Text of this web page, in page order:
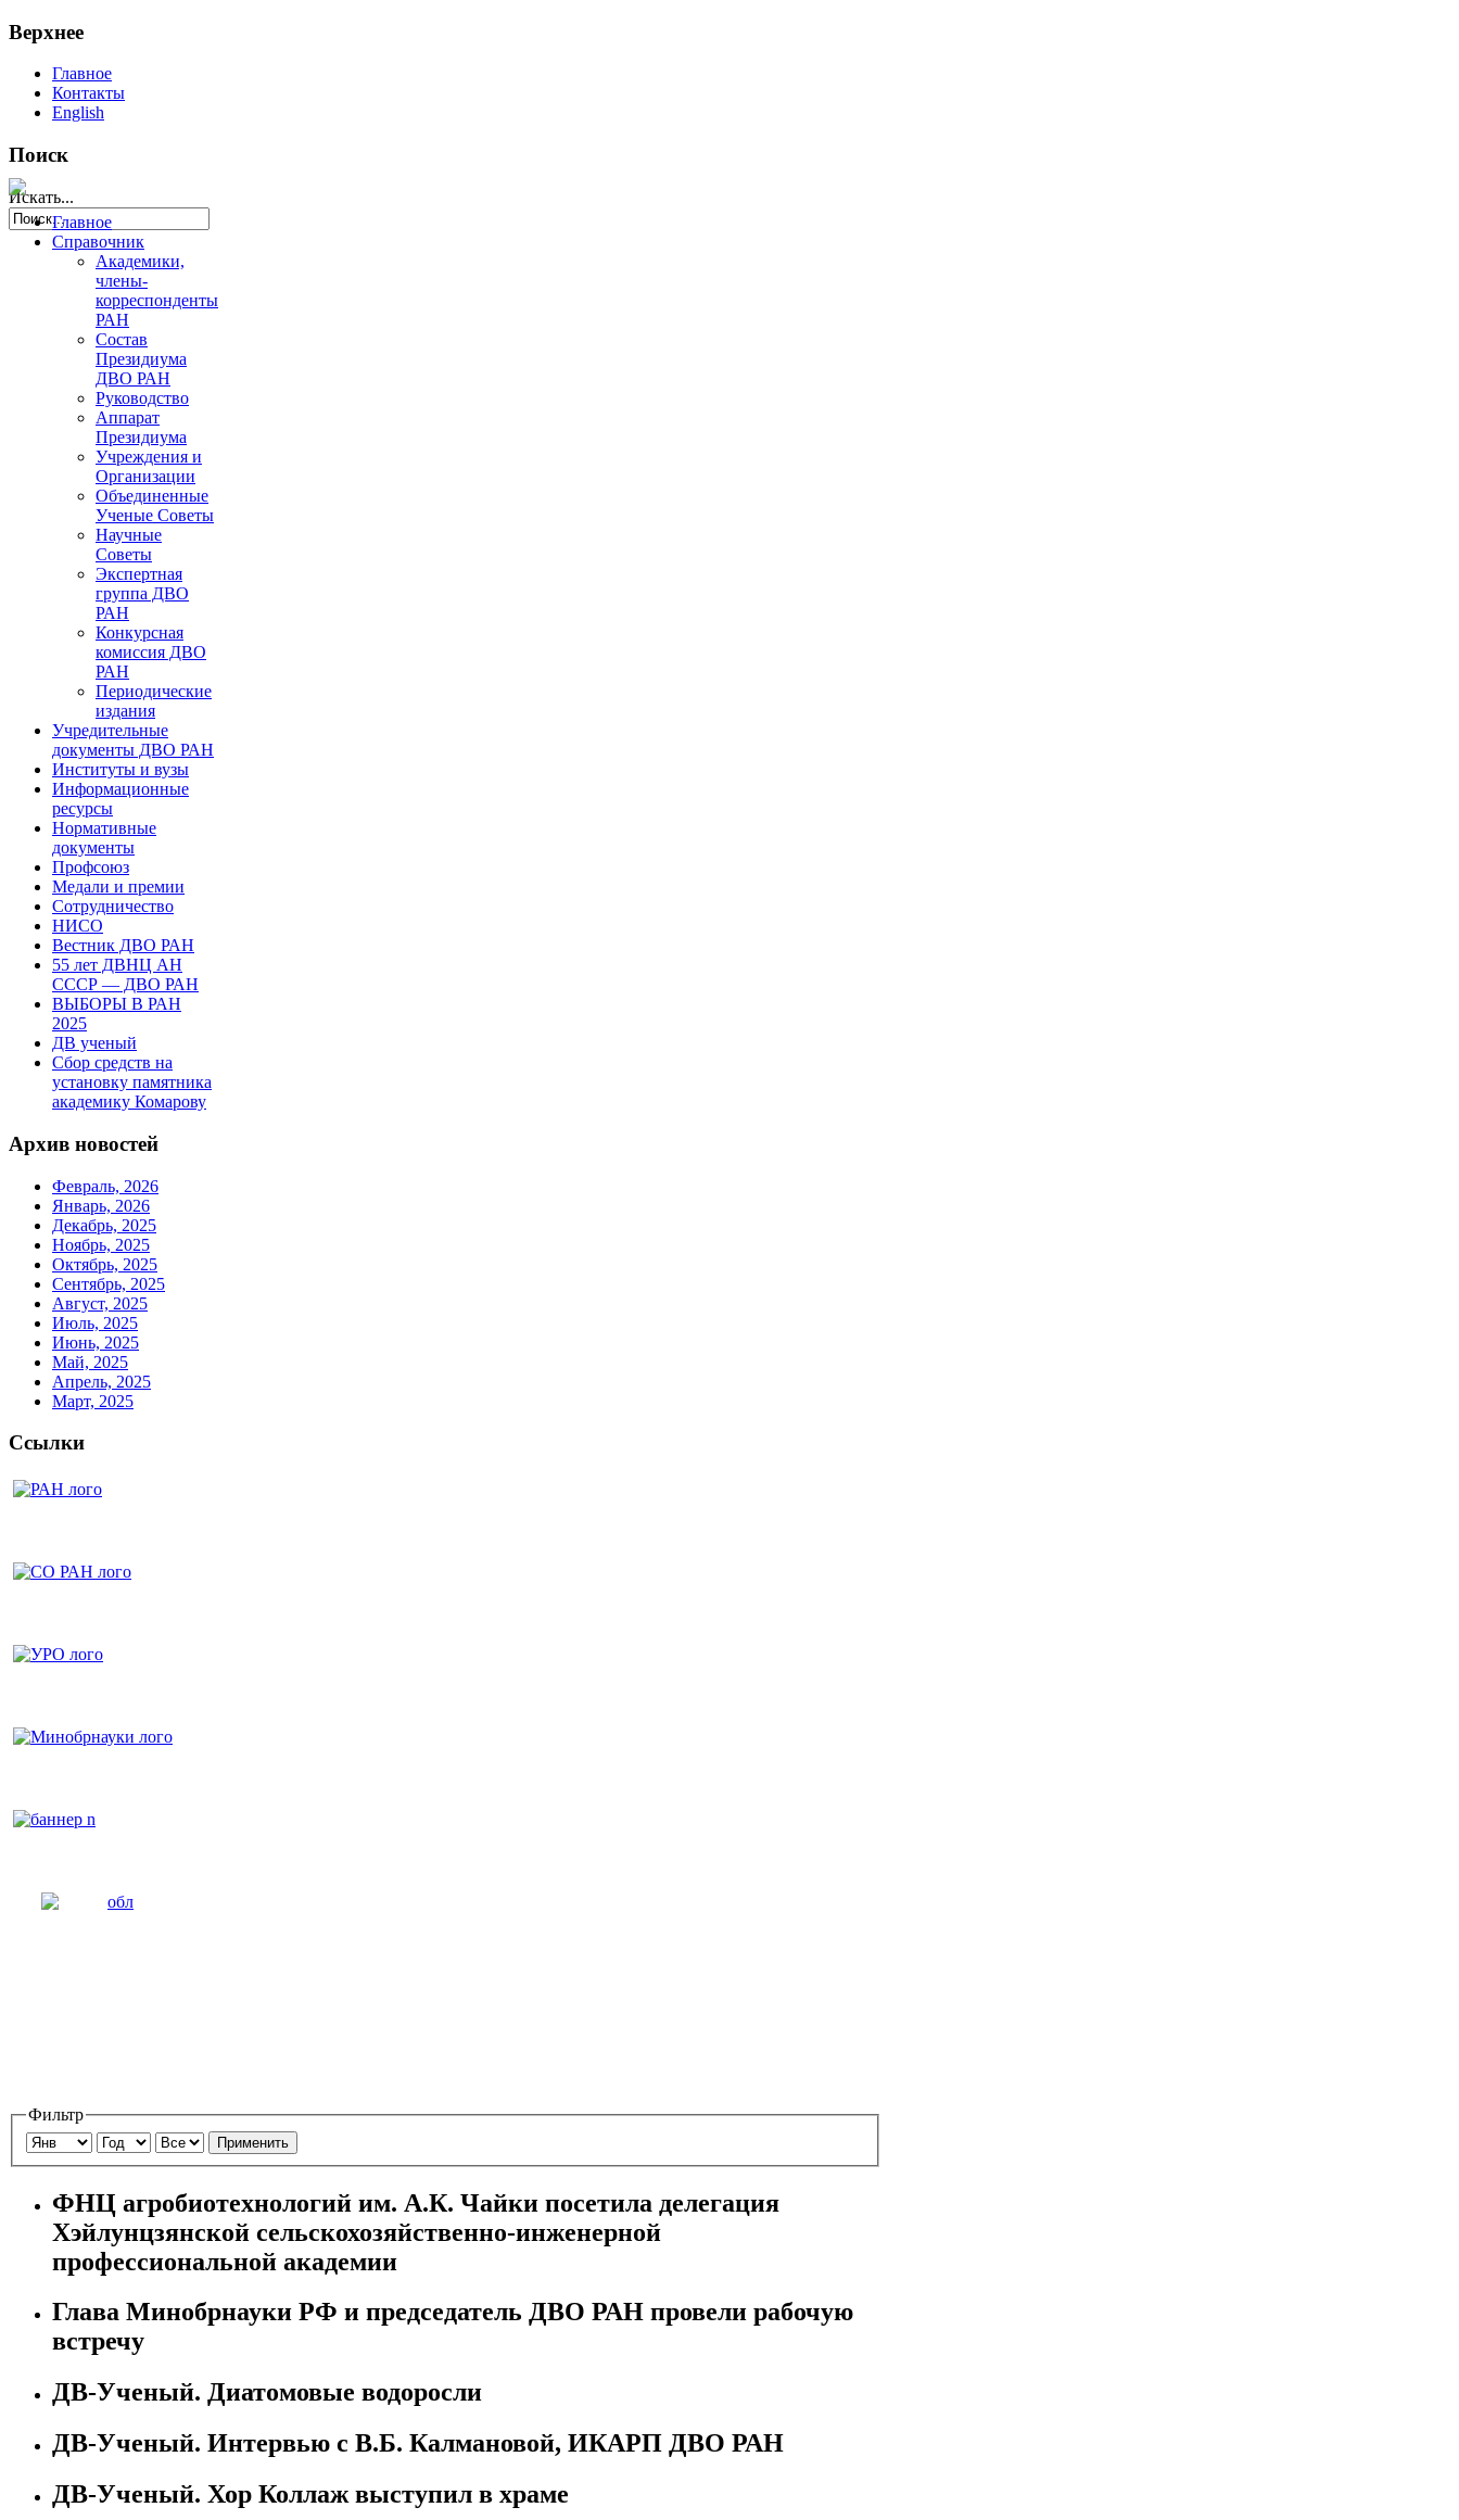
Верхнее
Главное
Контакты
English
Поиск
Искать...
Главное
Справочник
Академики,
члены-
корреспонденты
РАН
Состав
Президиума
ДВО РАН
Руководство
Аппарат
Президиума
Учреждения и
Организации
Объединенные
Ученые Советы
Научные
Советы
Экспертная
группа ДВО
РАН
Конкурсная
комиссия ДВО
РАН
Периодические
издания
Учредительные
документы ДВО РАН
Институты и вузы
Информационные
ресурсы
Нормативные
документы
Профсоюз
Медали и премии
Сотрудничество
НИСО
Вестник ДВО РАН
55 лет ДВНЦ АН
СССР — ДВО РАН
ВЫБОРЫ В РАН
2025
ДВ ученый
Сбор средств на
установку памятника
академику Комарову
Архив новостей
Февраль, 2026
Январь, 2026
Декабрь, 2025
Ноябрь, 2025
Октябрь, 2025
Сентябрь, 2025
Август, 2025
Июль, 2025
Июнь, 2025
Май, 2025
Апрель, 2025
Март, 2025
Ссылки
Фильтр
Применить
ФНЦ агробиотехнологий им. А.К. Чайки посетила делегация
Хэйлунцзянской сельскохозяйственно-инженерной
профессиональной академии
Глава Минобрнауки РФ и председатель ДВО РАН провели рабочую
встречу
ДВ-Ученый. Диатомовые водоросли
ДВ-Ученый. Интервью с В.Б. Калмановой, ИКАРП ДВО РАН
ДВ-Ученый. Хор Коллаж выступил в храме